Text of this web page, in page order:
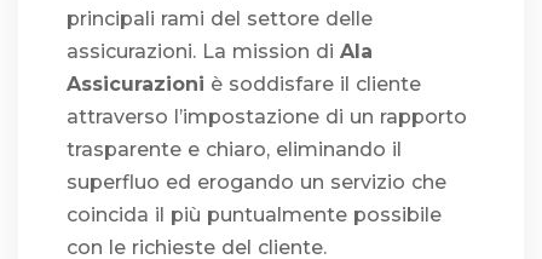
principali rami del settore delle
assicurazioni. La mission di Ala
Assicurazioni è soddisfare il cliente
attraverso l’impostazione di un rapporto
trasparente e chiaro, eliminando il
superfluo ed erogando un servizio che
coincida il più puntualmente possibile
con le richieste del cliente.